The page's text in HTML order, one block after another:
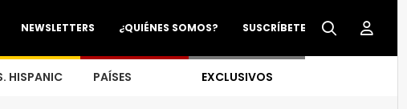
SUSCRÍBETE
¿QUIÉNES SOMOS?
NEWSLETTERS
HISPANIC PAÍSES EXCLUSIVOS